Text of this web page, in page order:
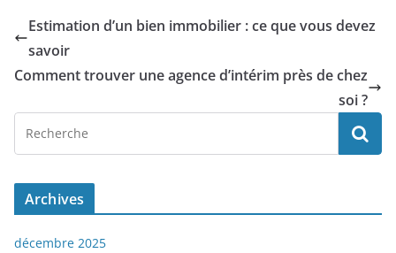
Estimation d’un bien immobilier : ce que vous devez
savoir
Comment trouver une agence d’intérim près de chez
soi ?
Archives
décembre 2025